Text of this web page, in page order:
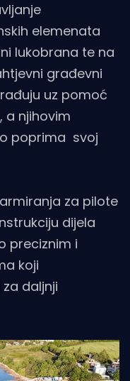
elemenata
lukobrana te na
građevni
uz pomoć
a njihovim
poprima svoj
za pilote
dijela
preciznim i
koji
daljnji